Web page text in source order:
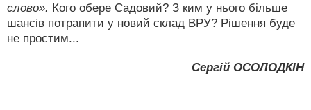
слово». Кого обере Садовий? З ким у нього більше
шансів потрапити у новий склад ВРУ? Рішення буде
не простим...
Сергій ОСОЛОДКІН